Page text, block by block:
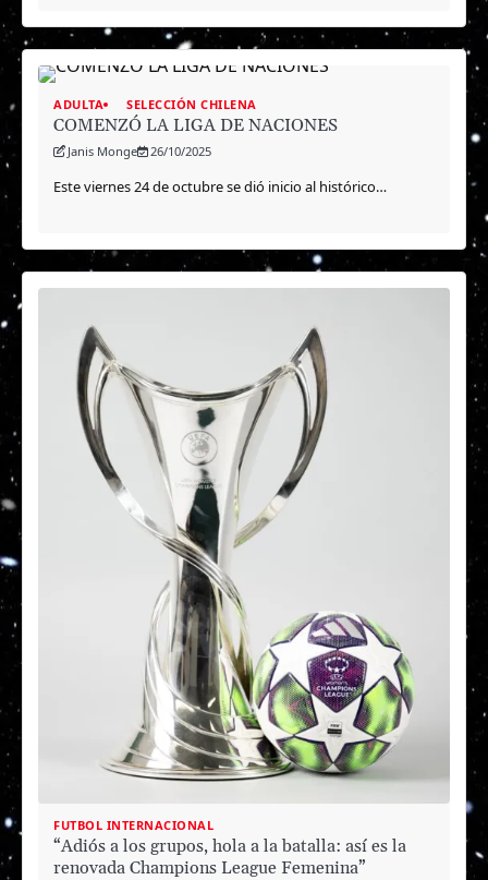
ADULTA SELECCIÓN CHILENA
COMENZÓ LA LIGA DE NACIONES
Janis Monge 26/10/2025
Este viernes 24 de octubre se dió inicio al histórico…
FUTBOL INTERNACIONAL
“Adiós a los grupos, hola a la batalla: así es la
renovada Champions League Femenina”